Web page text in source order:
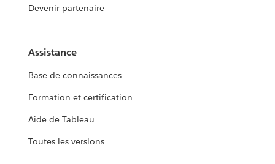
Devenir partenaire
Assistance
Base de connaissances
Formation et certification
Aide de Tableau
Toutes les versions